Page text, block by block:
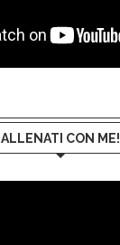
ALLENATI CON ME!